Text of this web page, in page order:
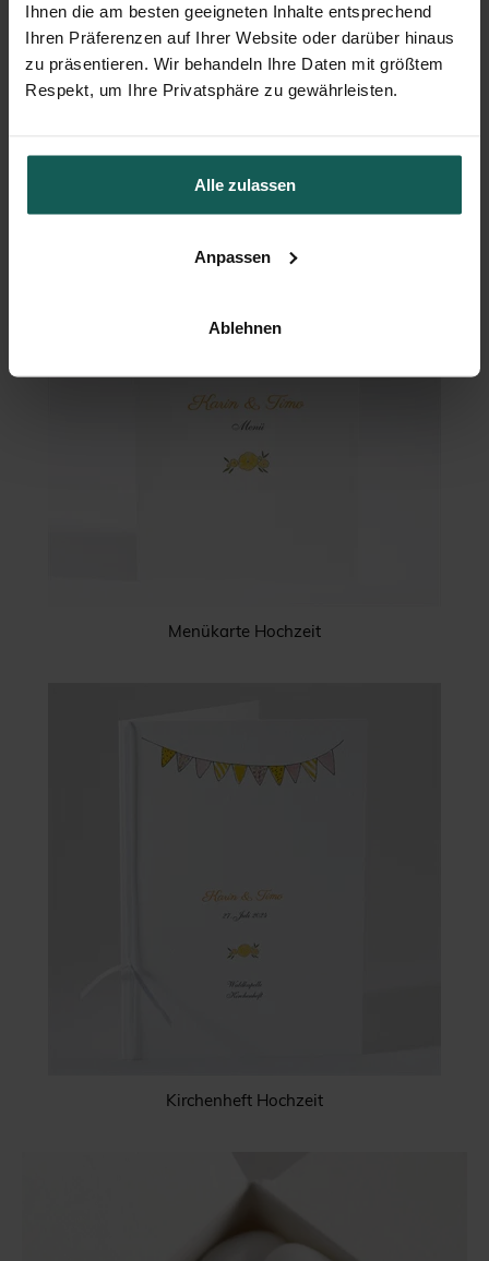
Ihnen die am besten geeigneten Inhalte entsprechend
Ihren Präferenzen auf Ihrer Website oder darüber hinaus
zu präsentieren. Wir behandeln Ihre Daten mit größtem
Respekt, um Ihre Privatsphäre zu gewährleisten.
Alle zulassen
Anpassen
Ablehnen
Geschenkbox Hochzeit
Menükarte Hochzeit
Kirchenheft Hochzeit